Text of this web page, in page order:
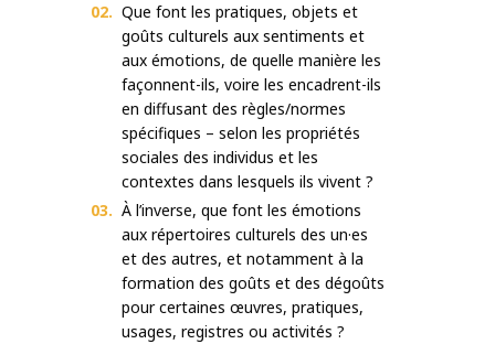
Que font les pratiques, objets et
goûts culturels aux sentiments et
aux émotions, de quelle manière les
façonnent-ils, voire les encadrent-ils
en diffusant des règles/normes
spécifiques – selon les propriétés
sociales des individus et les
contextes dans lesquels ils vivent ?
À l’inverse, que font les émotions
aux répertoires culturels des un·es
et des autres, et notamment à la
formation des goûts et des dégoûts
pour certaines œuvres, pratiques,
usages, registres ou activités ?